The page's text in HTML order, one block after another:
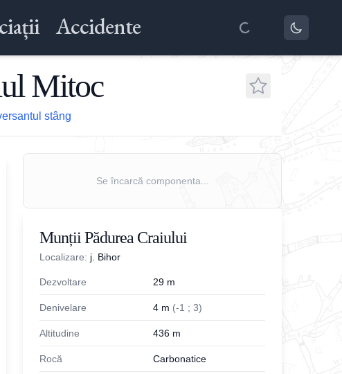
Accidente
Mitoc
stâng
Se încarcă componenta...
Munții Pădurea Craiului
Localizare: j. Bihor
Dezvoltare 29 m
Denivelare 4 m (-1 ; 3)
Altitudine 436 m
Rocă Carbonatice